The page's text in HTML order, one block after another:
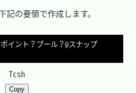
の要領で作成します。
ント？プール？@スナップ
Tcsh
Copy